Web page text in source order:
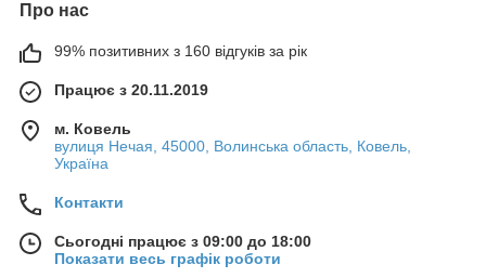
Про нас
99% позитивних з 160 відгуків за рік
Працює з 20.11.2019
м. Ковель
вулиця Нечая, 45000, Волинська область, Ковель,
Україна
Контакти
Сьогодні працює з 09:00 до 18:00
Показати весь графік роботи